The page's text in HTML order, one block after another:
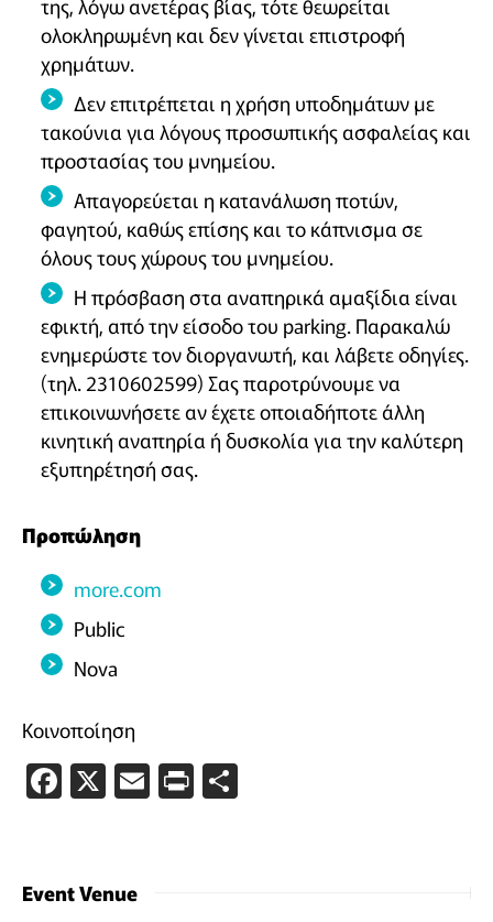
ολοκληρωμένη και δεν γίνεται επιστροφή
χρημάτων.
Δεν επιτρέπεται η χρήση υποδημάτων με
τακούνια για λόγους προσωπικής ασφαλείας και
προστασίας του μνημείου.
Απαγορεύεται η κατανάλωση ποτών,
φαγητού, καθώς επίσης και το κάπνισμα σε
όλους τους χώρους του μνημείου.
Η πρόσβαση στα αναπηρικά αμαξίδια είναι
εφικτή, από την είσοδο του parking. Παρακαλώ
ενημερώστε τον διοργανωτή, και λάβετε οδηγίες.
(τηλ. 2310602599) Σας παροτρύνουμε να
επικοινωνήσετε αν έχετε οποιαδήποτε άλλη
κινητική αναπηρία ή δυσκολία για την καλύτερη
εξυπηρέτησή σας.
Προπώληση
more.com
Public
Nova
Κοινοποίηση
Facebook
X EmailPrintFriendly
Event Venue